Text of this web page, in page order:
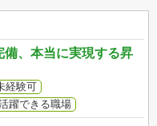
備、本当に実現する昇
経験可
躍できる職場